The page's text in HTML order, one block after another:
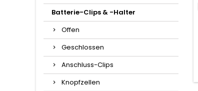
Batterie-Clips & -Halter
Offen
Geschlossen
Anschluss-Clips
Knopfzellen